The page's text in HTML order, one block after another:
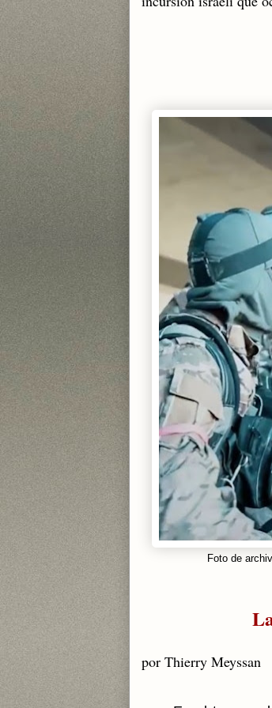
Foto de
por Thierry Meyssan